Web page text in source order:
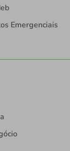
Emergenciais